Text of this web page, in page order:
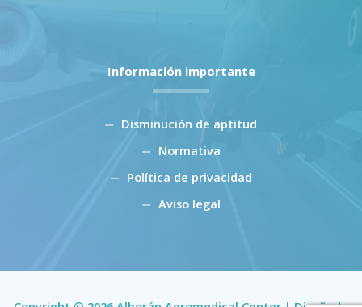
Información importante
Disminución de aptitud
Normativa
Política de privacidad
Aviso legal